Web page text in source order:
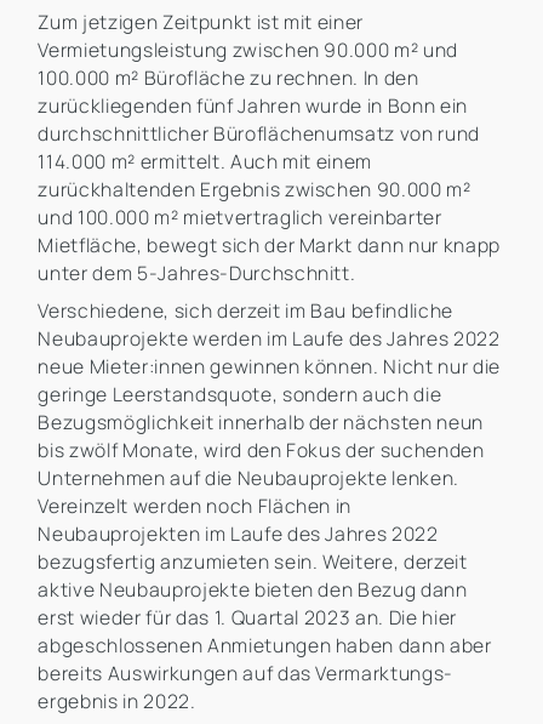
Zum jetzigen Zeitpunkt ist mit einer
Vermietungsleistung zwischen 90.000 m² und
100.000 m² Bürofläche zu rechnen. In den
zurückliegenden fünf Jahren wurde in Bonn ein
durchschnittlicher Büroflächenumsatz von rund
114.000 m² ermittelt. Auch mit einem
zurückhaltenden Ergebnis zwischen 90.000 m²
und 100.000 m² mietvertraglich vereinbarter
Mietfläche, bewegt sich der Markt dann nur knapp
unter dem 5-Jahres-Durchschnitt.
Verschiedene, sich derzeit im Bau befindliche
Neubauprojekte werden im Laufe des Jahres 2022
neue Mieter:innen gewinnen können. Nicht nur die
geringe Leerstandsquote, sondern auch die
Bezugsmöglichkeit innerhalb der nächsten neun
bis zwölf Monate, wird den Fokus der suchenden
Unternehmen auf die Neubauprojekte lenken.
Vereinzelt werden noch Flächen in
Neubauprojekten im Laufe des Jahres 2022
bezugsfertig anzumieten sein. Weitere, derzeit
aktive Neubauprojekte bieten den Bezug dann
erst wieder für das 1. Quartal 2023 an. Die hier
abgeschlossenen Anmietungen haben dann aber
bereits Auswirkungen auf das Vermarktungs-
ergebnis in 2022.